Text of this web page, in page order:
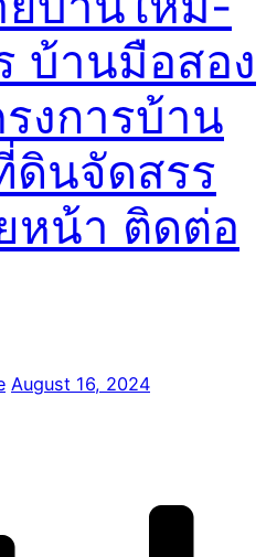
บ้านมือสอง
งการบ้าน
นจัดสรร
หน้า ติดต่อ
August 16, 2024